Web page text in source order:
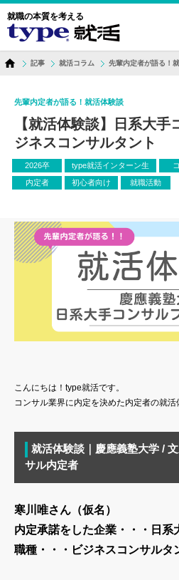
就職の本質を考える
記事 就活コラム 先輩内定者が語る！
先輩内定者が語る！就活体験談
【就活体験談】日系大
ジネスコンサルタント
2026卒 type就活インターン生
内定者
初心者向け 就職活動
こんにちは！type就活です。
コンサル業界に内定を決めた内定者の就活
就活体験談｜慶應義塾大学 /
サル内定者
寒川唯さん（仮名）
内定承諾をした企業・・・日
職種・・・ビジネスコンサルタ